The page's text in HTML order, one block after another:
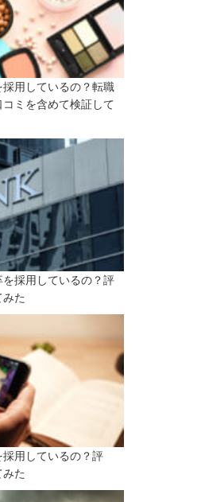
用しているの？転職
ミを含めて検証して
採用しているの？評
た
用しているの？評
た